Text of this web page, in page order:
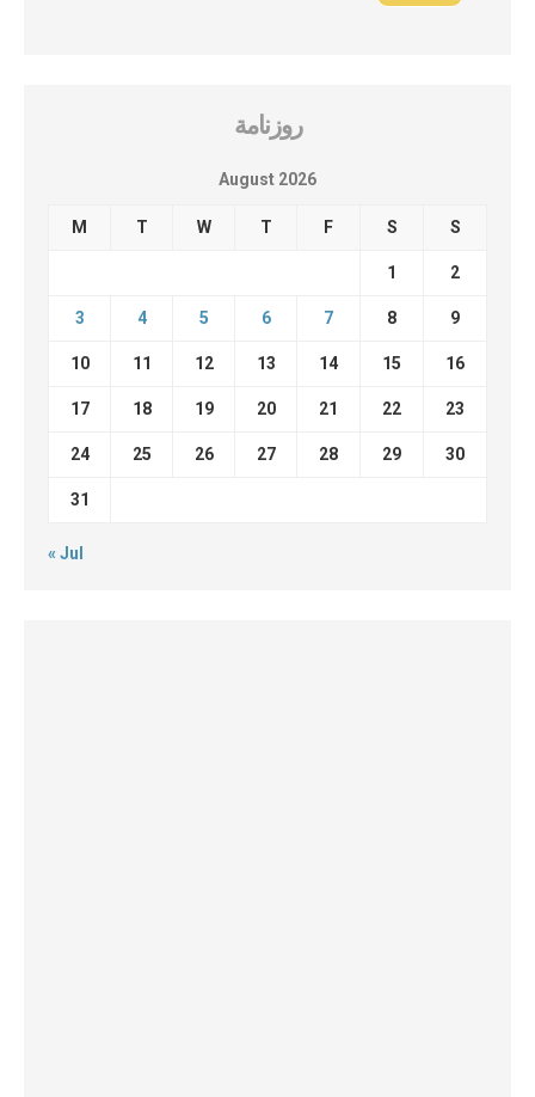
روزنامة
August 2026
M T W T F S S
1 2
3 4 5 6 7 8 9
10 11 12 13 14 15 16
17 18 19 20 21 22 23
24 25 26 27 28 29 30
31
« Jul